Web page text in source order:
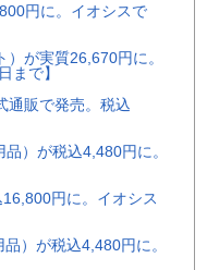
円に。イオシスで
が実質26,670円に。
まで】
通販で発売。税込
）が税込4,480円に。
円に。イオシス
）が税込4,480円に。